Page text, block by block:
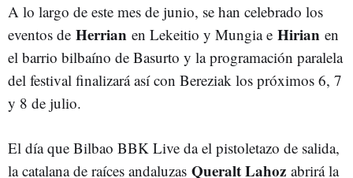
A lo largo de este mes de junio, se han celebrado los
eventos de Herrian en Lekeitio y Mungia e Hirian en
el barrio bilbaíno de Basurto y la programación paralela
del festival finalizará así con Bereziak los próximos 6, 7
y 8 de julio.
El día que Bilbao BBK Live da el pistoletazo de salida,
la catalana de raíces andaluzas Queralt Lahoz abrirá la